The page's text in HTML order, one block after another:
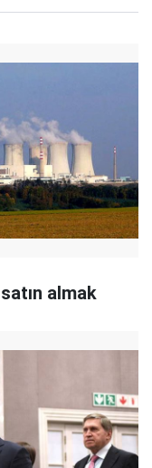
almak